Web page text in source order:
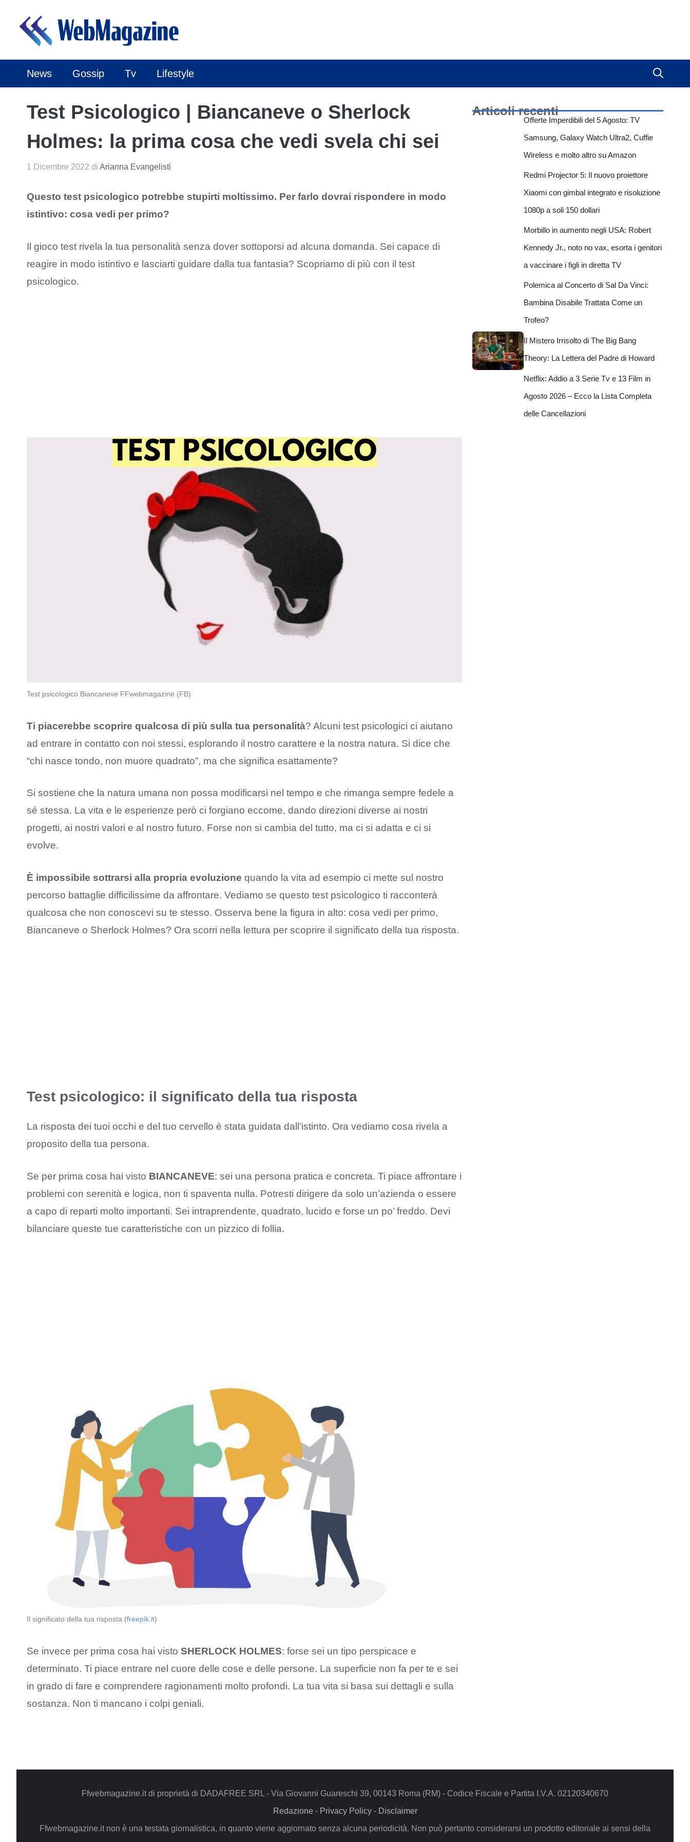
contenuto
News Gossip Tv Lifestyle
Test Psicologico | Biancaneve o Sherlock
Holmes: la prima cosa che vedi svela chi sei
1 Dicembre 2022 di Arianna Evangelisti
Questo test psicologico potrebbe stupirti moltissimo. Per farlo dovrai rispondere in modo
istintivo: cosa vedi per primo?
Il gioco test rivela la tua personalità senza dover sottoporsi ad alcuna domanda. Sei capace di
reagire in modo istintivo e lasciarti guidare dalla tua fantasia? Scopriamo di più con il test
psicologico.
Test psicologico Biancaneve FFwebmagazine (FB)
Ti piacerebbe scoprire qualcosa di più sulla tua personalità? Alcuni test psicologici ci aiutano
ad entrare in contatto con noi stessi, esplorando il nostro carattere e la nostra natura. Si dice che
“chi nasce tondo, non muore quadrato”, ma che significa esattamente?
Si sostiene che la natura umana non possa modificarsi nel tempo e che rimanga sempre fedele a
sé stessa. La vita e le esperienze però ci forgiano eccome, dando direzioni diverse ai nostri
progetti, ai nostri valori e al nostro futuro. Forse non si cambia del tutto, ma ci si adatta e ci si
evolve.
È impossibile sottrarsi alla propria evoluzione quando la vita ad esempio ci mette sul nostro
percorso battaglie difficilissime da affrontare. Vediamo se questo test psicologico ti racconterà
qualcosa che non conoscevi su te stesso. Osserva bene la figura in alto: cosa vedi per primo,
Biancaneve o Sherlock Holmes? Ora scorri nella lettura per scoprire il significato della tua risposta.
Test psicologico: il significato della tua risposta
La risposta dei tuoi occhi e del tuo cervello è stata guidata dall’istinto. Ora vediamo cosa rivela a
proposito della tua persona.
Se per prima cosa hai visto BIANCANEVE: sei una persona pratica e concreta. Ti piace affrontare i
problemi con serenità e logica, non ti spaventa nulla. Potresti dirigere da solo un’azienda o essere
a capo di reparti molto importanti. Sei intraprendente, quadrato, lucido e forse un po’ freddo. Devi
bilanciare queste tue caratteristiche con un pizzico di follia.
Il significato della tua risposta (freepik.it)
Se invece per prima cosa hai visto SHERLOCK HOLMES: forse sei un tipo perspicace e
determinato. Ti piace entrare nel cuore delle cose e delle persone. La superficie non fa per te e sei
in grado di fare e comprendere ragionamenti molto profondi. La tua vita si basa sui dettagli e sulla
sostanza. Non ti mancano i colpi geniali.
Articoli recenti
Offerte Imperdibili del 5 Agosto: TV
Samsung, Galaxy Watch Ultra2, Cuffie
Wireless e molto altro su Amazon
Redmi Projector 5: Il nuovo proiettore
Xiaomi con gimbal integrato e risoluzione
1080p a soli 150 dollari
Morbillo in aumento negli USA: Robert
Kennedy Jr., noto no vax, esorta i genitori
a vaccinare i figli in diretta TV
Polemica al Concerto di Sal Da Vinci:
Bambina Disabile Trattata Come un
Trofeo?
Il Mistero Irrisolto di The Big Bang
Theory: La Lettera del Padre di Howard
Netflix: Addio a 3 Serie Tv e 13 Film in
Agosto 2026 – Ecco la Lista Completa
delle Cancellazioni
Ffwebmagazine.it di proprietà di DADAFREE SRL - Via Giovanni Guareschi 39, 00143 Roma (RM) - Codice Fiscale e Partita I.V.A. 02120340670
Redazione- Privacy Policy- Disclaimer
Ffwebmagazine.it non è una testata giornalistica, in quanto viene aggiornato senza alcuna periodicità. Non può pertanto considerarsi un prodotto editoriale ai sensi della